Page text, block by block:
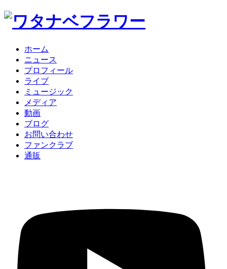
ホーム
ニュース
プロフィール
ライブ
ミュージック
メディア
動画
ブログ
お問い合わせ
ファンクラブ
通販